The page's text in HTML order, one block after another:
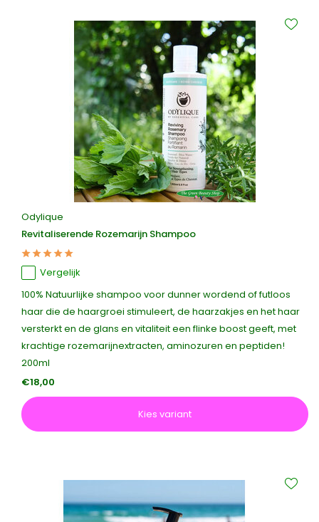
Odylique
Revitaliserende Rozemarijn Shampoo
Vergelijk
100% Natuurlijke shampoo voor dunner wordend of futloos
haar die de haargroei stimuleert, de haarzakjes en het haar
versterkt en de glans en vitaliteit een flinke boost geeft, met
krachtige rozemarijnextracten, aminozuren en peptiden!
200ml
€18,00
Kies variant